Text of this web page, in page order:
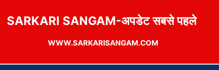
SARKARI SANGAM-अपडेट सबसे पहले
WWW.SARKARISANGAM.COM